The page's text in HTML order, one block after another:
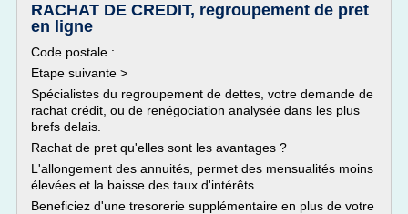
RACHAT DE CREDIT, regroupement de pret
en ligne
Code postale :
Etape suivante >
Spécialistes du regroupement de dettes, votre demande de
rachat crédit, ou de renégociation analysée dans les plus
brefs delais.
Rachat de pret qu'elles sont les avantages ?
L'allongement des annuités, permet des mensualités moins
élevées et la baisse des taux d'intérêts.
Beneficiez d'une tresorerie supplémentaire en plus de votre